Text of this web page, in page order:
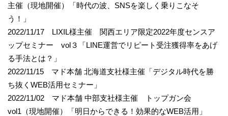
主催（現地開催）「時代の波、SNSを楽しく乗りこなそ
う！」
2022/11/17 LIXIL様主催 関西エリア限定2022年度センスア
ップセミナー vol３「LINE運営でリピート受注獲得率をあげ
る手法とは？」
2022/11/15 マド本舗 北海道支社様主催「デジタル時代を勝
ち抜くWEB活用セミナー」
2022/11/02 マド本舗 中部支社様主催 トップガン会
vol1（現地開催）「明日からできる！効果的なWEB活用」